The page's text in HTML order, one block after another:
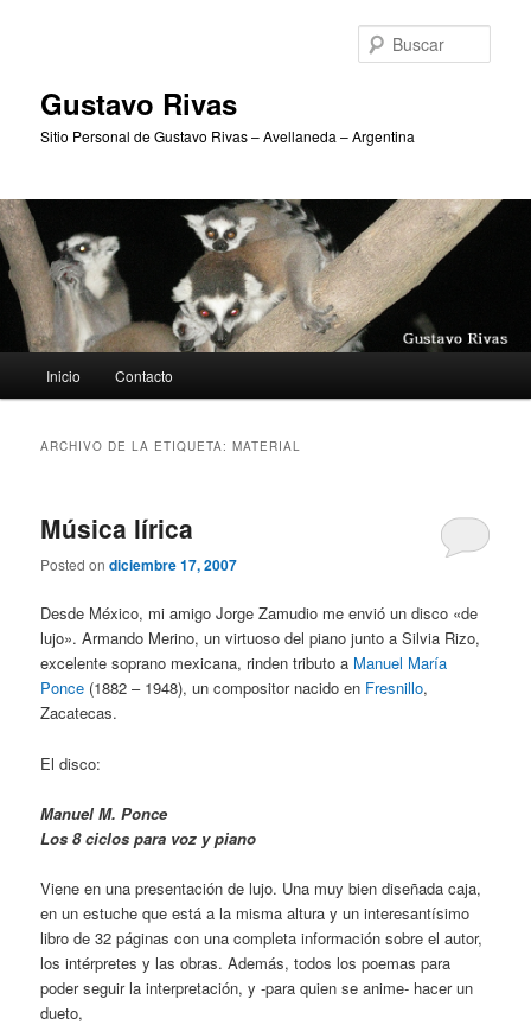
Gustavo Rivas
Sitio Personal de Gustavo Rivas – Avellaneda – Argentina
principal
Inicio Contacto
ARCHIVO DE LA ETIQUETA:MATERIAL
Música lírica
Posted ondiciembre 17, 2007
Desde México, mi amigo Jorge Zamudio me envió un disco «de
lujo». Armando Merino, un virtuoso del piano junto a Silvia Rizo,
excelente soprano mexicana, rinden tributo a Manuel María
Ponce (1882 – 1948), un compositor nacido en Fresnillo,
Zacatecas.
El disco:
Manuel M. Ponce
Los 8 ciclos para voz y piano
Viene en una presentación de lujo. Una muy bien diseñada caja,
en un estuche que está a la misma altura y un interesantísimo
libro de 32 páginas con una completa información sobre el autor,
los intérpretes y las obras. Además, todos los poemas para
poder seguir la interpretación, y -para quien se anime- hacer un
dueto,